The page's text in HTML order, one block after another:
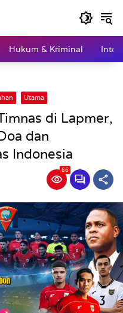
Hukum & Kriminal
Utama
di Lapmer,
dan
Indonesia
66